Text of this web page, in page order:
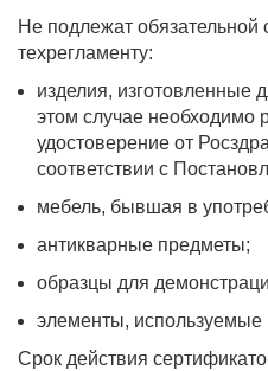
Не подлежат обязательной
техрегламенту:
изделия, изготовленные
этом случае необходимо
удостоверение от
соответствии с
мебель, бывшая в
антикварные предметы;
образцы для
элементы, используемые
Срок действия